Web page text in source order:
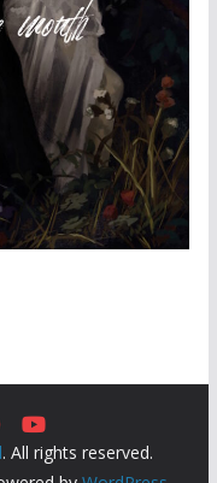
. All rights reserved.